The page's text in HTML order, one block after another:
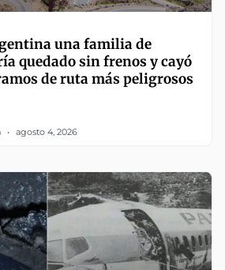
una familia de
quedado sin frenos y cayó
de ruta más peligrosos
agosto 4, 2026